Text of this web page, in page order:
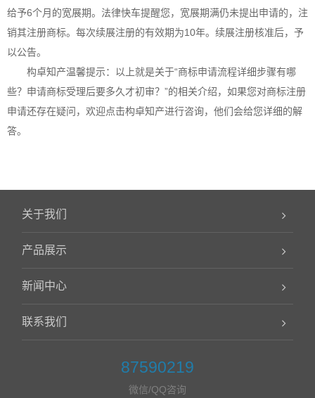
给予6个月的宽展期。法律快车提醒您，宽展期满仍未提出申请的，注
销其注册商标。每次续展注册的有效期为10年。续展注册核准后，予
以公告。
构卓知产温馨提示：以上就是关于“商标申请流程详细步骤有哪
些？申请商标受理后要多久才初审？”的相关介绍，如果您对商标注册
申请还存在疑问，欢迎点击构卓知产进行咨询，他们会给您详细的解
答。
关于我们
产品展示
新闻中心
联系我们
87590219
微信/QQ咨询